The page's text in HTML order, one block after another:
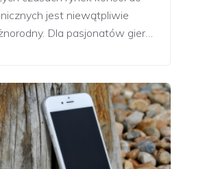
jest niewątpliwie
Dla pasjonatów gier…